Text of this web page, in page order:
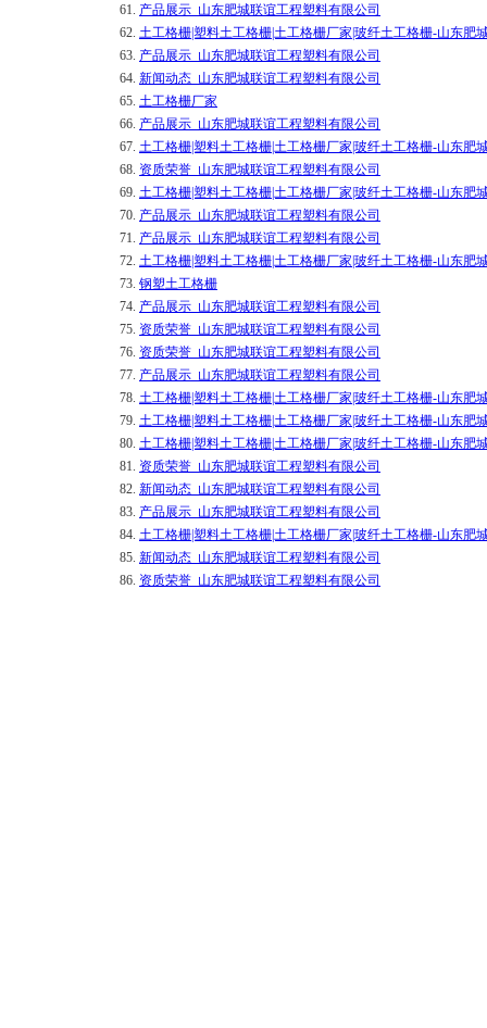
61. 产品展示_山东肥城联谊工程塑料有限公司
62. 土工格栅|塑料土工格栅|土工格栅厂家|玻纤土工格栅-山东肥
63. 产品展示_山东肥城联谊工程塑料有限公司
64. 新闻动态_山东肥城联谊工程塑料有限公司
65. 土工格栅厂家
66. 产品展示_山东肥城联谊工程塑料有限公司
67. 土工格栅|塑料土工格栅|土工格栅厂家|玻纤土工格栅-山东肥
68. 资质荣誉_山东肥城联谊工程塑料有限公司
69. 土工格栅|塑料土工格栅|土工格栅厂家|玻纤土工格栅-山东肥
70. 产品展示_山东肥城联谊工程塑料有限公司
71. 产品展示_山东肥城联谊工程塑料有限公司
72. 土工格栅|塑料土工格栅|土工格栅厂家|玻纤土工格栅-山东肥
73. 钢塑土工格栅
74. 产品展示_山东肥城联谊工程塑料有限公司
75. 资质荣誉_山东肥城联谊工程塑料有限公司
76. 资质荣誉_山东肥城联谊工程塑料有限公司
77. 产品展示_山东肥城联谊工程塑料有限公司
78. 土工格栅|塑料土工格栅|土工格栅厂家|玻纤土工格栅-山东肥
79. 土工格栅|塑料土工格栅|土工格栅厂家|玻纤土工格栅-山东肥
80. 土工格栅|塑料土工格栅|土工格栅厂家|玻纤土工格栅-山东肥
81. 资质荣誉_山东肥城联谊工程塑料有限公司
82. 新闻动态_山东肥城联谊工程塑料有限公司
83. 产品展示_山东肥城联谊工程塑料有限公司
84. 土工格栅|塑料土工格栅|土工格栅厂家|玻纤土工格栅-山东肥
85. 新闻动态_山东肥城联谊工程塑料有限公司
86. 资质荣誉_山东肥城联谊工程塑料有限公司